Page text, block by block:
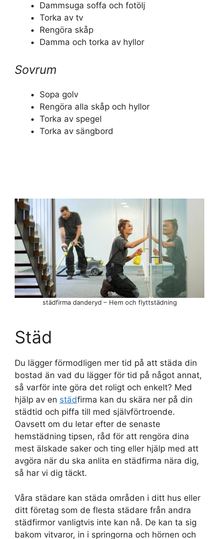
Dammsuga soffa och fotölj
Torka av tv
Rengöra skåp
Damma och torka av hyllor
Sovrum
Sopa golv
Rengöra alla skåp och hyllor
Torka av spegel
Torka av sängbord
Städ
Du lägger förmodligen mer tid på att städa din
bostad än vad du lägger för tid på något annat,
så varför inte göra det roligt och enkelt? Med
hjälp av en städfirma kan du skära ner på din
städtid och piffa till med självförtroende.
Oavsett om du letar efter de senaste
hemstädning tipsen, råd för att rengöra dina
mest älskade saker och ting eller hjälp med att
avgöra när du ska anlita en städfirma nära dig,
så har vi dig täckt.
Våra städare kan städa områden i ditt hus eller
ditt företag som de flesta städare från andra
städfirmor vanligtvis inte kan nå. De kan ta sig
bakom vitvaror, in i springorna och hörnen och
städfirma danderyd – Hem och flyttstädning